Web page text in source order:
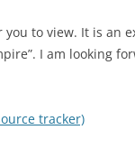
to view. It is an
I am looking
tracker)